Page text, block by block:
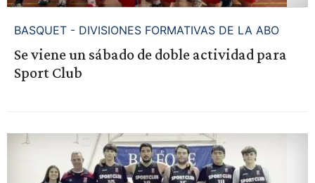
BASQUET - DIVISIONES FORMATIVAS DE LA ABO
Se viene un sábado de doble actividad para
Sport Club